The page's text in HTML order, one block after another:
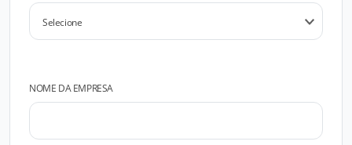
NOME DA EMPRESA